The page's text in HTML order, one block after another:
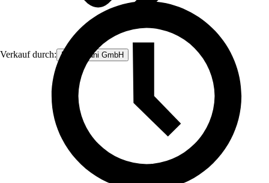
Verkauf durch: Rhein Sani GmbH